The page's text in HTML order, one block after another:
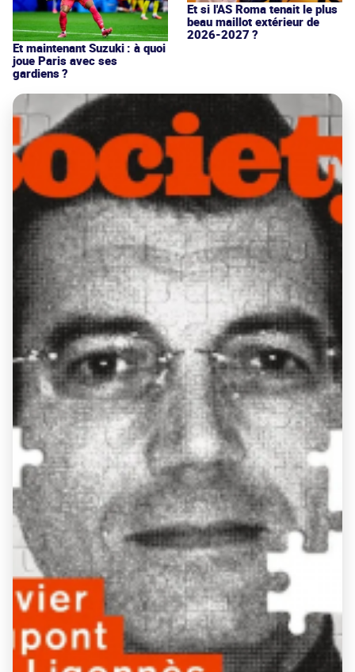
Et maintenant Suzuki : à quoi
joue Paris avec ses
gardiens ?
Et si l'AS Roma tenait le plus
beau maillot extérieur de
2026-2027 ?